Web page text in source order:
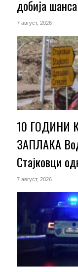
добија
7 август, 2026
10 ГОДИНИ
ЗАПЛАКА
Стајковци
7 август, 2026